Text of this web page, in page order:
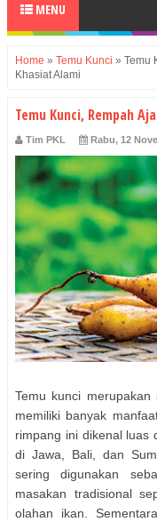
MENU
Home » Temu Kunci » Temu
Khasiat Alami
Temu Kunci, Rempah
Tim PKL Rabu, 12
Temu kunci
memiliki banyak
rimpang ini dikenal luas
di Jawa, Bali, dan
sering digunakan
masakan tradisional
olahan ikan.